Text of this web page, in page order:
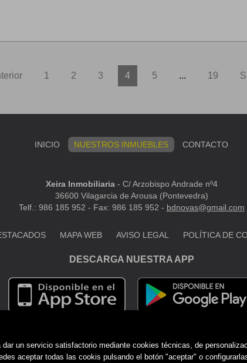
un servicio satisfactorio mediante cookies técnicas, de
aceptar todas las cookis pulsando el botón "aceptar" o
1 2 3 4 5 ... 19
INICIO NUESTROS INMUEBLES CONTACTO
Xeira Inmobiliaria - C/ Arzobispo Andrade nº4
36600 Vilagarcia de Arousa (Pontevedra)
Telf.: 986 185 952 - Fax: 986 185 952 - bdnovas@gmail.com
MAPA WEB AVISO LEGAL POLÍTICA DE
DESCARGA NUESTRA APP